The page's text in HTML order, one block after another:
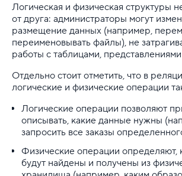
Управление пользователями и
Установка KVM на Astra Linux
Установка Zabbix на Ubuntu и
Установка и настройка
Файл hosts на macOS
Логическая и физическая структуры
от друга: администраторы могут
размещение данных (например,
переименовывать файлы), не
работы с таблицами,
Отдельно стоит отметить, что в
логические и физические операции
Логические операции позволяют
описывать, какие данные нужны
запросить все заказы
Физические операции определяют,
будут найдены и получены из